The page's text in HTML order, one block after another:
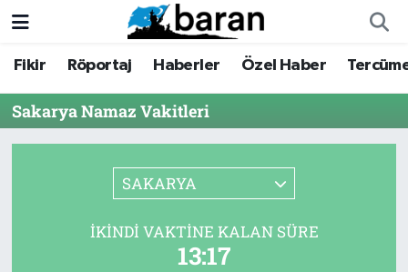
Fikir Röportaj Haberler Özel Haber
Sakarya Namaz Vakitleri
SAKARYA
İKINDI VAKTINE KALAN SÜRE
13:17
Fikir
Röportaj
Fikir
Röportaj
Nöbetçi Eczaneler
Hava Durumu